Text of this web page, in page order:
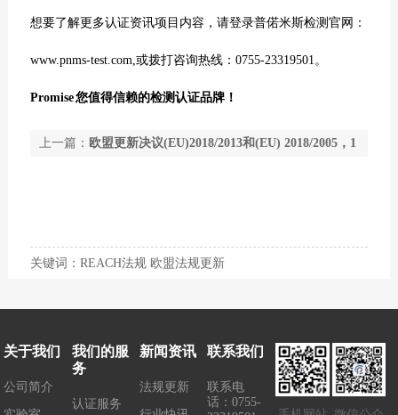
想要了解更多认证资讯项目内容，请登录普偌米斯检测官网：
www.pnms-test.com, 或拨打咨询热线： 0755-23319501 。
Promise您值得信赖的检测认证品牌！
上一篇： 欧盟更新决议(EU)2018/2013和(EU) 2018/2005，1
关键词：REACH法规 欧盟法规更新
关于我们
公司简介
我们的服
务
认证服务
新闻资讯
法规更新
联系我们
联系电
话：0755-